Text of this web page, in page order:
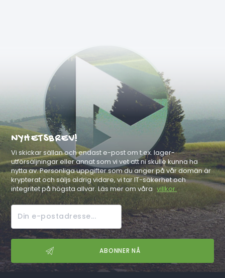
NYHETSBREV!
Vi skickar sällan och endast e-post om t.ex. lager-
utförsäljningar eller annat som vi vet att ni skulle kunna ha
nytta av. Personliga uppgifter som du anger på vår domän är
krypterat och säljs aldrig vidare, vi tar IT-säkerhet och
integritet på högsta allvar. Läs mer om våra villkor.